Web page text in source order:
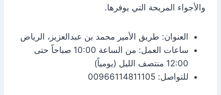
والأجواء المريحة التي يوفرها.
العنوان: طريق الأمير محمد بن عبدالعزيز، الرياض
ساعات العمل: من الساعة 10:00 صباحاً حتى
12:00 منتصف الليل (يومياً)
للتواصل: 00966114811105